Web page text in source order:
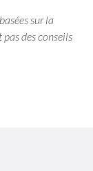
sur la
des conseils